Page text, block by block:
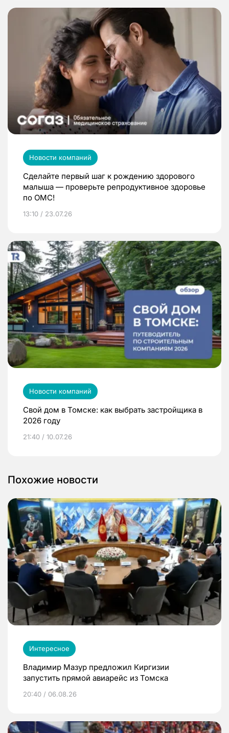
Новости компаний
Сделайте первый шаг к рождению здорового
малыша — проверьте репродуктивное здоровье
по ОМС!
13:10 / 23.07.26
Новости компаний
Свой дом в Томске: как выбрать застройщика в
2026 году
21:40 / 10.07.26
Похожие новости
Интересное
Владимир Мазур предложил Киргизии
запустить прямой авиарейс из Томска
20:40 / 06.08.26